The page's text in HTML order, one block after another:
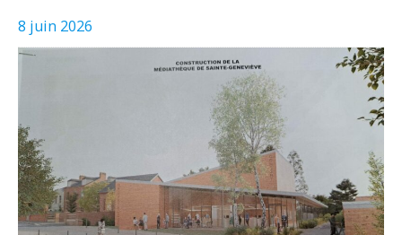
8 juin 2026